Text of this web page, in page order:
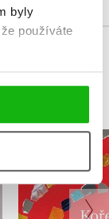
byly
používáte
Kořeny
Terezie